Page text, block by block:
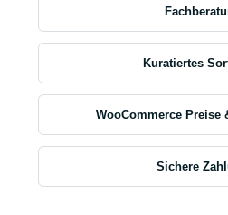
Kuratiertes
WooCommerce Preise
Sichere